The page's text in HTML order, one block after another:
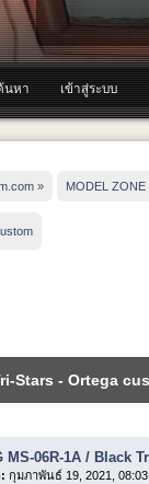
นหา เข้าสู่ระบบ
» MODEL ZONE
Stars - Ortega
MS-06R-1A / Black
กุมภาพันธ์ 19, 2021,